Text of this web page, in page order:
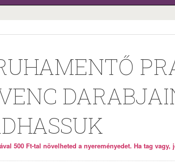
500 Ft-tal növelheted a nyereményedet. Ha tag